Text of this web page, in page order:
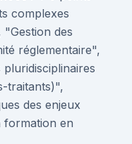
complexes
des
réglementaire",
traitants)",
des enjeux
formation en